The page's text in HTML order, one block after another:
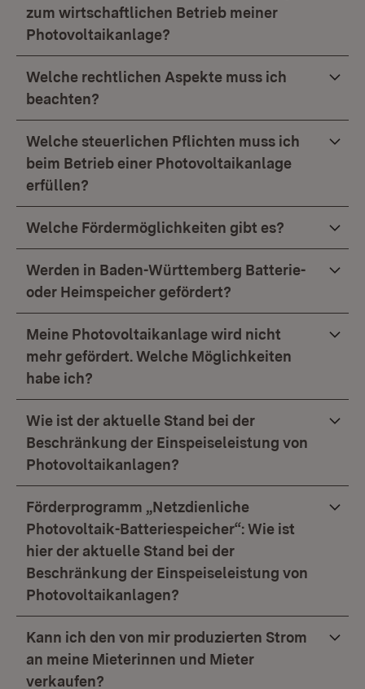
zum wirtschaftlichen Betrieb meiner
Photovoltaikanlage?
Welche rechtlichen Aspekte muss ich
beachten?
Welche steuerlichen Pflichten muss ich
beim Betrieb einer Photovoltaikanlage
erfüllen?
Welche Fördermöglichkeiten gibt es?
Werden in Baden-Württemberg Batterie-
oder Heimspeicher gefördert?
Meine Photovoltaikanlage wird nicht
mehr gefördert. Welche Möglichkeiten
habe ich?
Wie ist der aktuelle Stand bei der
Beschränkung der Einspeiseleistung von
Photovoltaikanlagen?
Förderprogramm „Netzdienliche
Photovoltaik-Batteriespeicher“: Wie ist
hier der aktuelle Stand bei der
Beschränkung der Einspeiseleistung von
Photovoltaikanlagen?
Kann ich den von mir produzierten Strom
an meine Mieterinnen und Mieter
verkaufen?